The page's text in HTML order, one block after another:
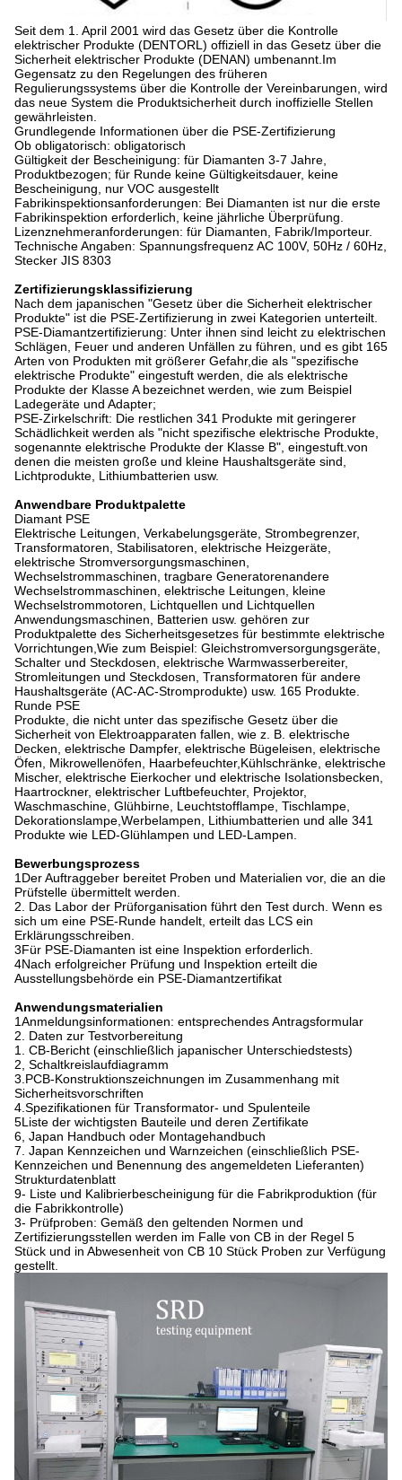
Seit dem 1. April 2001 wird das Gesetz über die Kontrolle
elektrischer Produkte (DENTORL) offiziell in das Gesetz über die
Sicherheit elektrischer Produkte (DENAN) umbenannt.Im
Gegensatz zu den Regelungen des früheren
Regulierungssystems über die Kontrolle der Vereinbarungen, wird
das neue System die Produktsicherheit durch inoffizielle Stellen
gewährleisten.
Grundlegende Informationen über die PSE-Zertifizierung
Ob obligatorisch: obligatorisch
Gültigkeit der Bescheinigung: für Diamanten 3-7 Jahre,
Produktbezogen; für Runde keine Gültigkeitsdauer, keine
Bescheinigung, nur VOC ausgestellt
Fabrikinspektionsanforderungen: Bei Diamanten ist nur die erste
Fabrikinspektion erforderlich, keine jährliche Überprüfung.
Lizenznehmeranforderungen: für Diamanten, Fabrik/Importeur.
Technische Angaben: Spannungsfrequenz AC 100V, 50Hz / 60Hz,
Stecker JIS 8303
Zertifizierungsklassifizierung
Nach dem japanischen "Gesetz über die Sicherheit elektrischer
Produkte" ist die PSE-Zertifizierung in zwei Kategorien unterteilt.
PSE-Diamantzertifizierung: Unter ihnen sind leicht zu elektrischen
Schlägen, Feuer und anderen Unfällen zu führen, und es gibt 165
Arten von Produkten mit größerer Gefahr,die als "spezifische
elektrische Produkte" eingestuft werden, die als elektrische
Produkte der Klasse A bezeichnet werden, wie zum Beispiel
Ladegeräte und Adapter;
PSE-Zirkelschrift: Die restlichen 341 Produkte mit geringerer
Schädlichkeit werden als "nicht spezifische elektrische Produkte,
sogenannte elektrische Produkte der Klasse B", eingestuft.von
denen die meisten große und kleine Haushaltsgeräte sind,
Lichtprodukte, Lithiumbatterien usw.
Anwendbare Produktpalette
Diamant PSE
Elektrische Leitungen, Verkabelungsgeräte, Strombegrenzer,
Transformatoren, Stabilisatoren, elektrische Heizgeräte,
elektrische Stromversorgungsmaschinen,
Wechselstrommaschinen, tragbare Generatorenandere
Wechselstrommaschinen, elektrische Leitungen, kleine
Wechselstrommotoren, Lichtquellen und Lichtquellen
Anwendungsmaschinen, Batterien usw. gehören zur
Produktpalette des Sicherheitsgesetzes für bestimmte elektrische
Vorrichtungen,Wie zum Beispiel: Gleichstromversorgungsgeräte,
Schalter und Steckdosen, elektrische Warmwasserbereiter,
Stromleitungen und Steckdosen, Transformatoren für andere
Haushaltsgeräte (AC-AC-Stromprodukte) usw. 165 Produkte.
Runde PSE
Produkte, die nicht unter das spezifische Gesetz über die
Sicherheit von Elektroapparaten fallen, wie z. B. elektrische
Decken, elektrische Dampfer, elektrische Bügeleisen, elektrische
Öfen, Mikrowellenöfen, Haarbefeuchter,Kühlschränke, elektrische
Mischer, elektrische Eierkocher und elektrische Isolationsbecken,
Haartrockner, elektrischer Luftbefeuchter, Projektor,
Waschmaschine, Glühbirne, Leuchtstofflampe, Tischlampe,
Dekorationslampe,Werbelampen, Lithiumbatterien und alle 341
Produkte wie LED-Glühlampen und LED-Lampen.
Bewerbungsprozess
1Der Auftraggeber bereitet Proben und Materialien vor, die an die
Prüfstelle übermittelt werden.
2. Das Labor der Prüforganisation führt den Test durch. Wenn es
sich um eine PSE-Runde handelt, erteilt das LCS ein
Erklärungsschreiben.
3Für PSE-Diamanten ist eine Inspektion erforderlich.
4Nach erfolgreicher Prüfung und Inspektion erteilt die
Ausstellungsbehörde ein PSE-Diamantzertifikat
Anwendungsmaterialien
1Anmeldungsinformationen: entsprechendes Antragsformular
2. Daten zur Testvorbereitung
1. CB-Bericht (einschließlich japanischer Unterschiedstests)
2, Schaltkreislaufdiagramm
3.PCB-Konstruktionszeichnungen im Zusammenhang mit
Sicherheitsvorschriften
4.Spezifikationen für Transformator- und Spulenteile
5Liste der wichtigsten Bauteile und deren Zertifikate
6, Japan Handbuch oder Montagehandbuch
7. Japan Kennzeichen und Warnzeichen (einschließlich PSE-
Kennzeichen und Benennung des angemeldeten Lieferanten)
Strukturdatenblatt
9- Liste und Kalibrierbescheinigung für die Fabrikproduktion (für
die Fabrikkontrolle)
3- Prüfproben: Gemäß den geltenden Normen und
Zertifizierungsstellen werden im Falle von CB in der Regel 5
Stück und in Abwesenheit von CB 10 Stück Proben zur Verfügung
gestellt.